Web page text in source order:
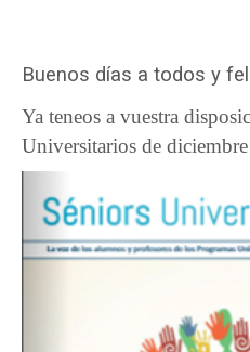
Buenos días a todos y
Ya teneos a vuestra
Universitarios de